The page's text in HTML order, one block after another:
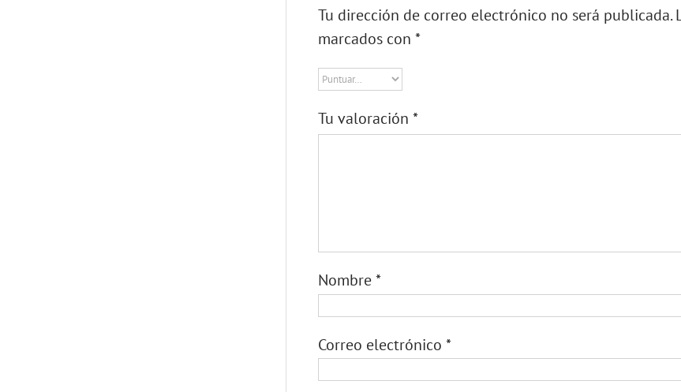
Tu dirección de correo electrónico no será publicada.
marcados con *
Tu valoración *
Nombre*
Correo electrónico *